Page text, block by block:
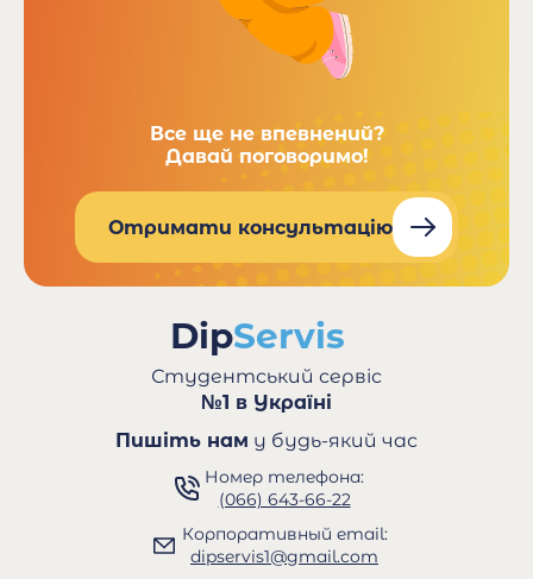
Все ще не впевнений?
Давай поговоримо!
Отримати консультацію
Студентський сервіс
№1 в Україні
Пишіть нам у будь-який час
Номер телефона:
(066) 643-66-22
Корпоративный email:
dipservis1@gmail.com